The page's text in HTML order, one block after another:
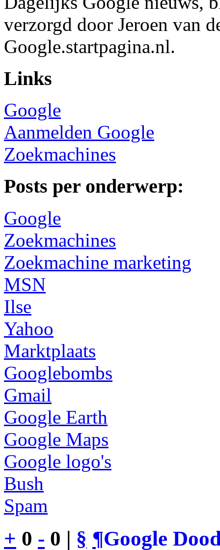
verzorgd door Jeroen van
Google.startpagina.nl.
Links
Google
Aanmelden Google
Zoekmachines
Posts per onderwerp:
Google
Zoekmachines
Zoekmachine marketing
MSN
Ilse
Yahoo
Marktplaats
Googlebombs
Gmail
Google Earth
Google Maps
Google logo's
Bush
Spam
+ 0 - 0 | § ¶Google